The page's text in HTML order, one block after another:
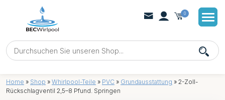
0
Home » Shop » Whirlpool-Teile » PVC » Grundausstattung » 2-Zoll-
Rückschlagventil 2,5–8 Pfund. Springen